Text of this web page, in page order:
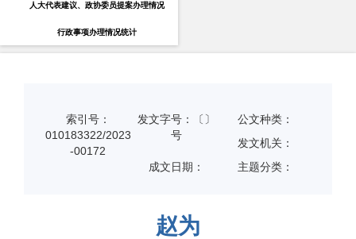
人大代表建议、政协委员提案办理情况
行政事项办理情况统计
索引号：
010183322/2023
-00172
发文字号：〔〕
号
公文种类：
发文机关：
成文日期：
主题分类：
赵为